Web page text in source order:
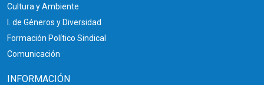
Cultura y Ambiente
I. de Géneros y Diversidad
Formación Político Sindical
Comunicación
INFORMACIÓN